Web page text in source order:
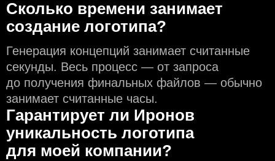
Сколько времени занимает
создание логотипа?
Генерация концепций занимает считанные
секунды. Весь процесс — от запроса
до получения финальных файлов — обычно
занимает считанные часы.
Гарантирует ли Иронов
уникальность логотипа
для моей компании?